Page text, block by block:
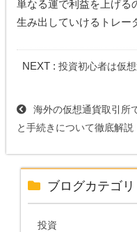
単なる運で利益を上げる
生み出していけるトレー
NEXT :投資初心者は仮
海外の仮想通貨取引所
と手続きについて徹底解説
ブログカテゴリ
投資